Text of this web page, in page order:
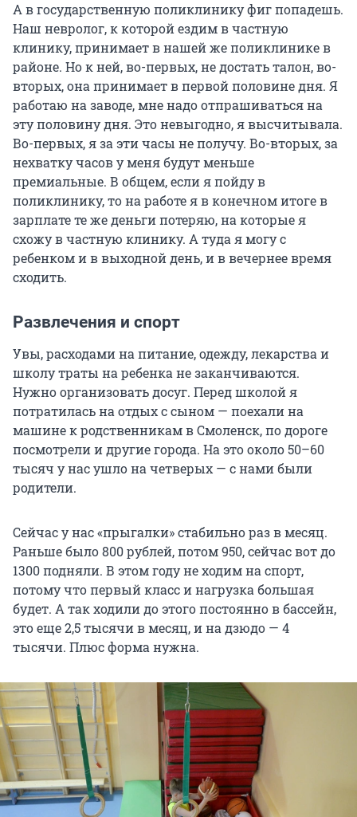
А в государственную поликлинику фиг попадешь.
Наш невролог, к которой ездим в частную
клинику, принимает в нашей же поликлинике в
районе. Но к ней, во-первых, не достать талон, во-
вторых, она принимает в первой половине дня. Я
работаю на заводе, мне надо отпрашиваться на
эту половину дня. Это невыгодно, я высчитывала.
Во-первых, я за эти часы не получу. Во-вторых, за
нехватку часов у меня будут меньше
премиальные. В общем, если я пойду в
поликлинику, то на работе я в конечном итоге в
зарплате те же деньги потеряю, на которые я
схожу в частную клинику. А туда я могу с
ребенком и в выходной день, и в вечернее время
сходить.
Развлечения и спорт
Увы, расходами на питание, одежду, лекарства и
школу траты на ребенка не заканчиваются.
Нужно организовать досуг. Перед школой я
потратилась на отдых с сыном — поехали на
машине к родственникам в Смоленск, по дороге
посмотрели и другие города. На это около 50–60
тысяч у нас ушло на четверых — с нами были
родители.
Сейчас у нас «прыгалки» стабильно раз в месяц.
Раньше было 800 рублей, потом 950, сейчас вот до
1300 подняли. В этом году не ходим на спорт,
потому что первый класс и нагрузка большая
будет. А так ходили до этого постоянно в бассейн,
это еще 2,5 тысячи в месяц, и на дзюдо — 4
тысячи. Плюс форма нужна.